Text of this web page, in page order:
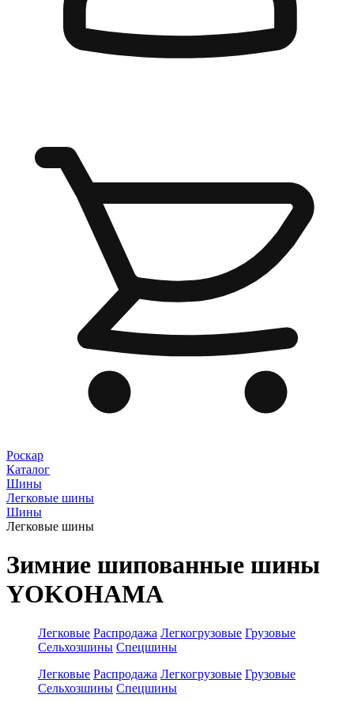
Роскар
Каталог
Шины
Легковые шины
Шины
Легковые шины
Зимние шипованные шины
YOKOHAMA
Легковые Распродажа Легкогрузовые Грузовые
Сельхозшины Спецшины
Легковые Распродажа Легкогрузовые Грузовые
Сельхозшины Спецшины